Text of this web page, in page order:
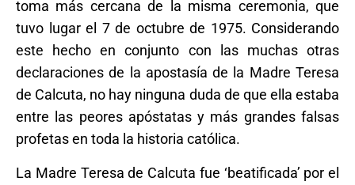
toma más cercana de la misma ceremonia, que
tuvo lugar el 7 de octubre de 1975. Considerando
este hecho en conjunto con las muchas otras
declaraciones de la apostasía de la Madre Teresa
de Calcuta, no hay ninguna duda de que ella estaba
entre las peores apóstatas y más grandes falsas
profetas en toda la historia católica.
La Madre Teresa de Calcuta fue ‘beatificada’ por el